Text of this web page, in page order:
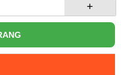
+